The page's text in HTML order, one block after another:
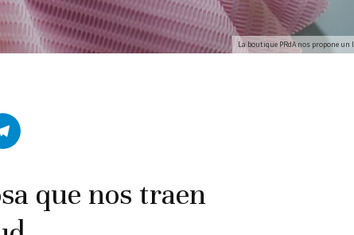
La boutique PRdA nos propone
que nos traen